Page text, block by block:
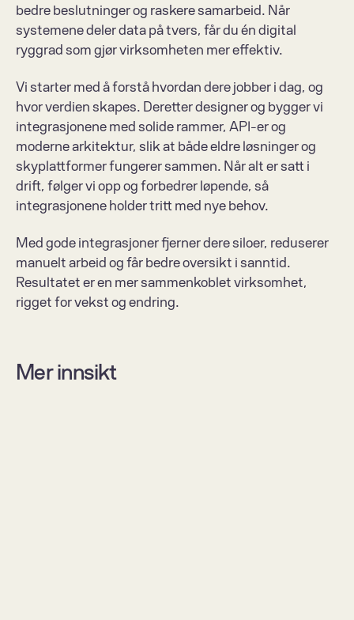
bedre beslutninger og raskere samarbeid. Når
systemene deler data på tvers, får du én digital
ryggrad som gjør virksomheten mer effektiv.
Vi starter med å forstå hvordan dere jobber i dag, og
hvor verdien skapes. Deretter designer og bygger vi
integrasjonene med solide rammer, API-er og
moderne arkitektur, slik at både eldre løsninger og
skyplattformer fungerer sammen. Når alt er satt i
drift, følger vi opp og forbedrer løpende, så
integrasjonene holder tritt med nye behov.
Med gode integrasjoner fjerner dere siloer, reduserer
manuelt arbeid og får bedre oversikt i sanntid.
Resultatet er en mer sammenkoblet virksomhet,
rigget for vekst og endring.
Mer innsikt